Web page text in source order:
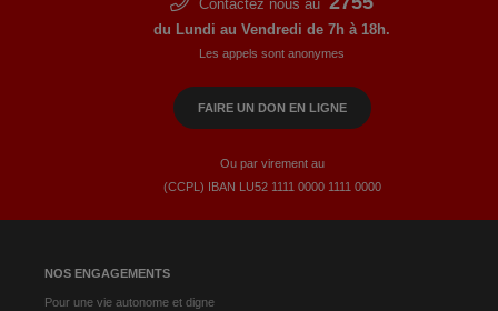
NOS ENGAGEMENTS
Pour une vie autonome et digne
Contactez nous au
du Lundi au Vendredi de 7h à 18h.
Les appels sont anonymes
FAIRE UN DON EN LIGNE
Ou par virement au
(CCPL) IBAN LU52​ 1111​ 0000​ 1111​ 0000